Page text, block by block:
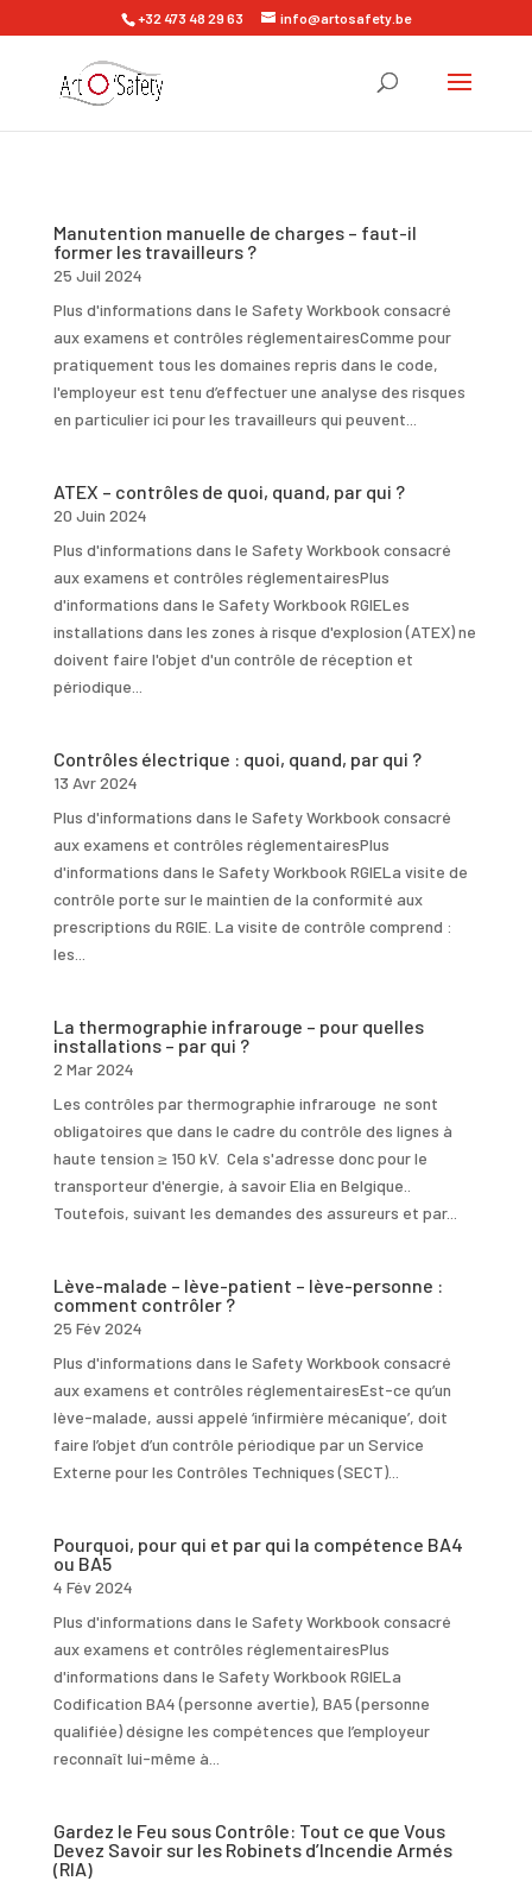
+32 473 48 29 63 info@artosafety.be
Manutention manuelle de charges – faut-il
former les travailleurs ?
25 Juil 2024
Plus d'informations dans le Safety Workbook consacré
aux examens et contrôles réglementairesComme pour
pratiquement tous les domaines repris dans le code,
l'employeur est tenu d’effectuer une analyse des risques
en particulier ici pour les travailleurs qui peuvent...
ATEX – contrôles de quoi, quand, par qui ?
20 Juin 2024
Plus d'informations dans le Safety Workbook consacré
aux examens et contrôles réglementairesPlus
d'informations dans le Safety Workbook RGIELes
installations dans les zones à risque d'explosion (ATEX) ne
doivent faire l'objet d'un contrôle de réception et
périodique...
Contrôles électrique : quoi, quand, par qui ?
13 Avr 2024
Plus d'informations dans le Safety Workbook consacré
aux examens et contrôles réglementairesPlus
d'informations dans le Safety Workbook RGIELa visite de
contrôle porte sur le maintien de la conformité aux
prescriptions du RGIE. La visite de contrôle comprend :
les...
La thermographie infrarouge – pour quelles
installations – par qui ?
2 Mar 2024
Les contrôles par thermographie infrarouge ne sont
obligatoires que dans le cadre du contrôle des lignes à
haute tension ≥ 150 kV. Cela s'adresse donc pour le
transporteur d'énergie, à savoir Elia en Belgique..
Toutefois, suivant les demandes des assureurs et par...
Lève-malade – lève-patient – lève-personne :
comment contrôler ?
25 Fév 2024
Plus d'informations dans le Safety Workbook consacré
aux examens et contrôles réglementairesEst-ce qu’un
lève-malade, aussi appelé ‘infirmière mécanique’, doit
faire l’objet d’un contrôle périodique par un Service
Externe pour les Contrôles Techniques (SECT)...
Pourquoi, pour qui et par qui la compétence BA4
ou BA5
4 Fév 2024
Plus d'informations dans le Safety Workbook consacré
aux examens et contrôles réglementairesPlus
d'informations dans le Safety Workbook RGIELa
Codification BA4 (personne avertie), BA5 (personne
qualifiée) désigne les compétences que l’employeur
reconnaît lui-même à...
Gardez le Feu sous Contrôle: Tout ce que Vous
Devez Savoir sur les Robinets d’Incendie Armés
(RIA)